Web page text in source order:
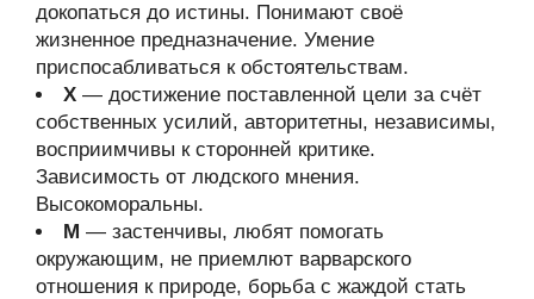
докопаться до истины. Понимают своё
жизненное предназначение. Умение
приспосабливаться к обстоятельствам.
Х — достижение поставленной цели за счёт
собственных усилий, авторитетны, независимы,
восприимчивы к сторонней критике.
Зависимость от людского мнения.
Высокоморальны.
М — застенчивы, любят помогать
окружающим, не приемлют варварского
отношения к природе, борьба с жаждой стать